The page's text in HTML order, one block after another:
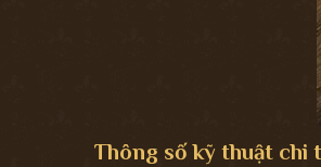
Thông số kỹ thuật chi